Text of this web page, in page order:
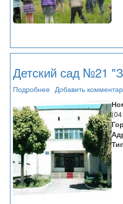
Детский сад №21
Подробнее
сад
№21
"Золотая
рыбка"
Добавить